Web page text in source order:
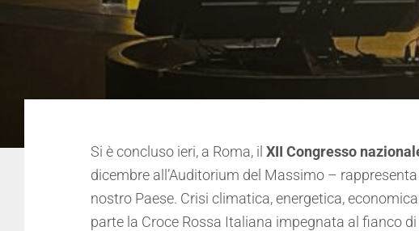
Si è concluso ieri, a Roma, il XII Congresso
dicembre all’Auditorium del Massimo –
nostro Paese. Crisi climatica, energetica,
parte la Croce Rossa Italiana impegnata al fianco